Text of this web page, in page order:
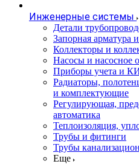
Инженерные системы
Детали
Запорная арматура
Коллекторы и
Насосы и насосное
Приборы учета и
Радиаторы,
и комплектующие
Регулирующая,
автоматика
Теплоизоляция,
Трубы и фитинги
Трубы
Еще